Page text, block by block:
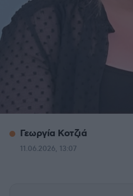
Γεωργία Κοτζιά
11.06.2026, 13:07